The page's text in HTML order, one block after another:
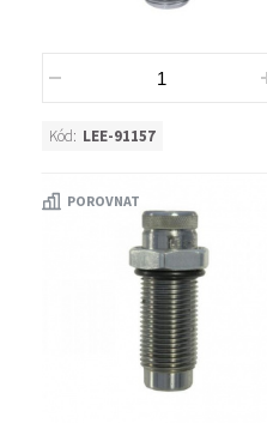
Kód: LEE-91157
POROVNAT